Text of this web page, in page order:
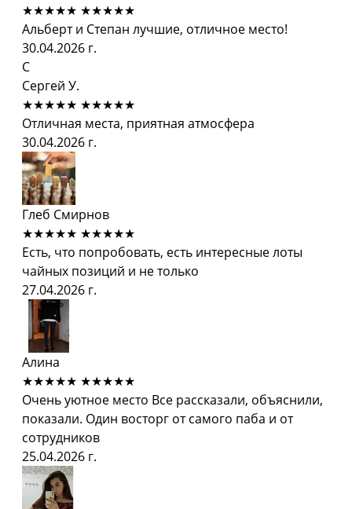
★★★★★ ★★★★★
Альберт и Степан лучшие, отличное место!
30.04.2026 г.
С
Сергей У.
★★★★★ ★★★★★
Отличная места, приятная атмосфера
30.04.2026 г.
Глеб Смирнов
★★★★★ ★★★★★
Есть, что попробовать, есть интересные лоты
чайных позиций и не только
27.04.2026 г.
Алина
★★★★★ ★★★★★
Очень уютное место Все рассказали, объяснили,
показали. Один восторг от самого паба и от
сотрудников
25.04.2026 г.